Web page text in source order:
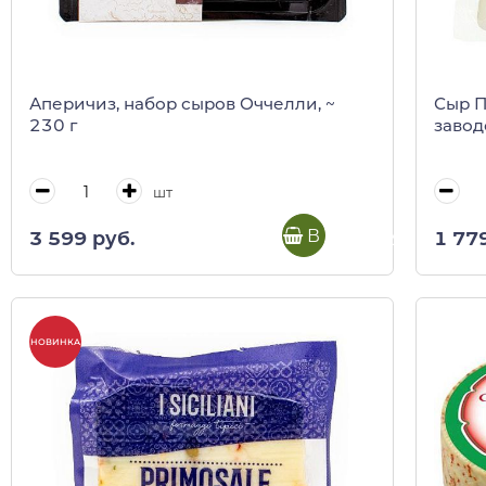
Аперичиз, набор сыров Оччелли, ~
230 г
шт
3 599 руб. В корзину
Сыр
1
НОВИНКА